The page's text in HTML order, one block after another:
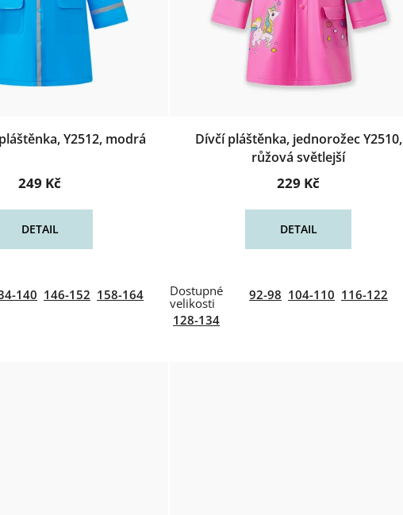
Y2512, modrá
249 Kč
DETAIL
140 146-152 158-164
Dívčí pláštěnka, jednorožec Y2510,
růžová světlejší
229 Kč
DETAIL
92-98 104-110 116-122
128-134